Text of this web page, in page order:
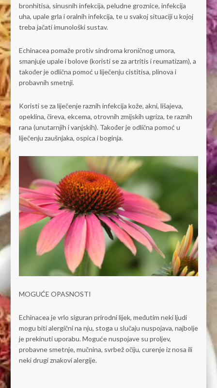
bronhitisa, sinusnih infekcija, peludne groznice, infekcija
uha, upale grla i oralnih infekcija, te u svakoj situaciji u kojoj
treba jačati imunološki sustav.
Echinacea pomaže protiv sindroma kroničnog umora,
smanjuje upale i bolove (koristi se za artritis i reumatizam), a
također je odlična pomoć u liječenju cistitisa, plinova i
probavnih smetnji.
Koristi se za liječenje raznih infekcija kože, akni, lišajeva,
opeklina, čireva, ekcema, otrovnih zmijskih ugriza, te raznih
rana (unutarnjih i vanjskih). Također je odlična pomoć u
liječenju zaušnjaka, ospica i boginja.
MOGUĆE OPASNOSTI
Echinacea je vrlo siguran prirodni lijek, međutim neki ljudi
mogu biti alergični na nju, stoga u slučaju nuspojava, najbolje
je prekinuti uporabu. Moguće nuspojave su proljev,
probavne smetnje, mučnina, svrbež očiju, curenje iz nosa ili
neki drugi znakovi alergije.